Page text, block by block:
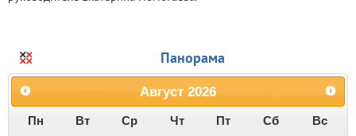
Панорама
Август 2026
Пн Вт Ср Чт Пт Сб
Вс